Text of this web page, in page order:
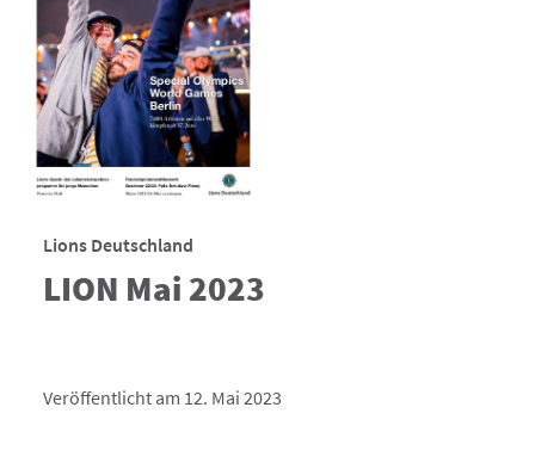
Lions Deutschland
LION Mai 2023
Veröffentlicht am 12. Mai 2023